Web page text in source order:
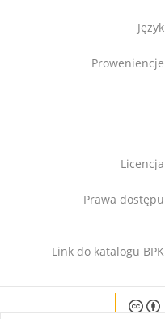
Język
Proweniencje
Licencja
Prawa dostępu
Link do katalogu BPK